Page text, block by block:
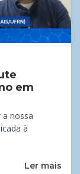
em
a nossa
à
Ler mais